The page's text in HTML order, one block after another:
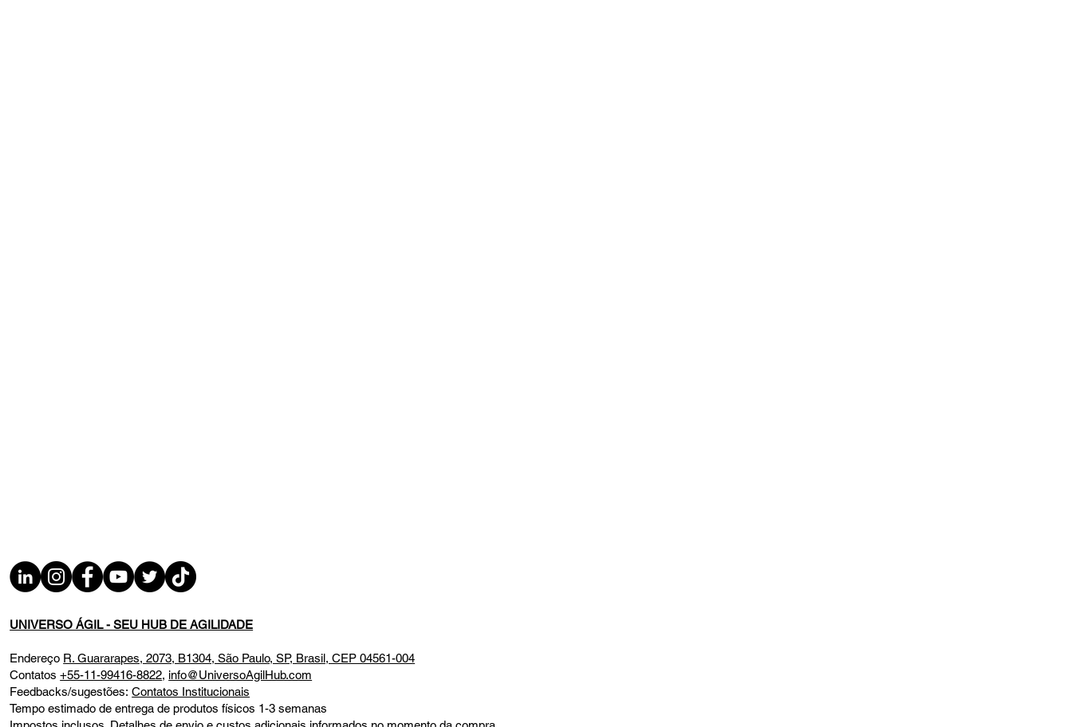
UNIVERSO ÁGIL - SEU HUB DE AGILIDADE
Endereço R. Guararapes, 2073, B1304, São Paulo, SP, Brasil, CEP 04561-004
Contatos+55-11-99416-8822, info@UniversoAgilHub.com
Feedbacks/sugestões:Contatos Institucionais
Tempo estimado de entrega de produtos físicos 1-3 semanas